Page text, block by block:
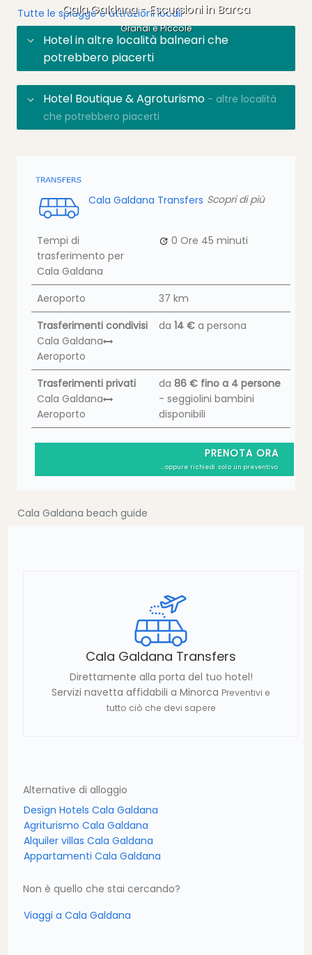
Cala Galdana - Escursioni in Barca
Grandi e Piccole
Tutte le spiagge e attrazioni locali
Hotel in altre località balneari che
potrebbero piacerti
Hotel Boutique & Agroturismo - altre località
che potrebbero piacerti
Cala Galdana Transfers Scopri di più
Tempi di
trasferimento per
Cala Galdana
0 Ore 45 minuti
Aeroporto
37 km
Trasferimenti condivisi
Cala Galdana
Aeroporto
da 14 € a persona
Trasferimenti privati
Cala Galdana
Aeroporto
da 86 € fino a 4 persone
- seggiolini bambini
disponibili
PRENOTA ORA
…oppure richiedi solo un preventivo
Cala Galdana beach guide
Cala Galdana Transfers
Direttamente alla porta del tuo hotel!
Servizi navetta affidabili a Minorca Preventivi e
tutto ciò che devi sapere
Alternative di alloggio
Design Hotels Cala Galdana
Agriturismo Cala Galdana
Alquiler villas Cala Galdana
Appartamenti Cala Galdana
Non è quello che stai cercando?
Viaggi a Cala Galdana